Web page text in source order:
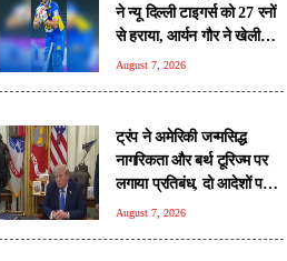
ने न्यू दिल्ली टाइगर्स को 27 रनों
से हराया, आर्यन गौर ने खेली
तूफानी पारी
August 7, 2026
ट्रंप ने अमेरिकी जन्मसिद्ध
नागरिकता और बर्थ टूरिज्म पर
लगाया प्रतिबंध, दो आदेशों पर
किए हस्ताक्षर
August 7, 2026